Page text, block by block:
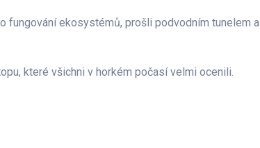
fungování ekosystémů, prošli podvodním tunelem a
které všichni v horkém počasí velmi ocenili.